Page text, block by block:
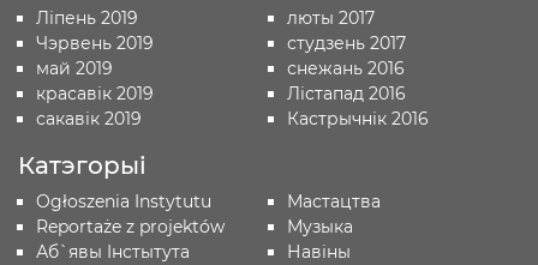
Ліпень 2019
Чэрвень 2019
май 2019
красавік 2019
сакавік 2019
люты 2017
студзень 2017
снежань 2016
Лістапад 2016
Кастрычнік 2016
Катэгорыі
Ogłoszenia Instytutu
Reportaże z projektów
Аб`явы Iнстытута
Мастацтва
Музыка
Навіны